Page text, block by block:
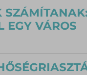
EGY VÁROS